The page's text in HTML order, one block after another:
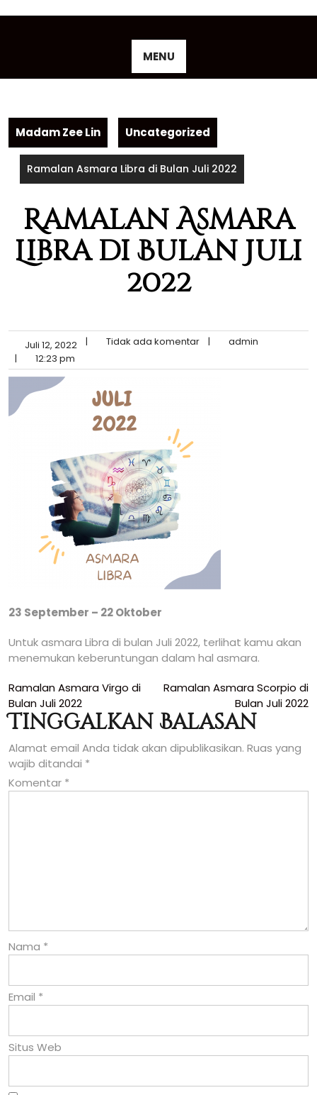
MENU
Madam Zee Lin Uncategorized
Ramalan Asmara Libra di Bulan Juli 2022
Ramalan Asmara
Libra di Bulan Juli
2022
Juli 12, 2022 | Tidak ada komentar |
admin
|
12:23 pm
23 September – 22 Oktober
Untuk asmara Libra di bulan Juli 2022, terlihat kamu akan
menemukan keberuntungan dalam hal asmara.
Navigasi
pos
Ramalan Asmara Virgo di
Bulan Juli 2022
Ramalan Asmara Scorpio di
Bulan Juli 2022
Tinggalkan Balasan
Alamat email Anda tidak akan dipublikasikan. Ruas yang
wajib ditandai *
Komentar *
Nama *
Email *
Situs Web